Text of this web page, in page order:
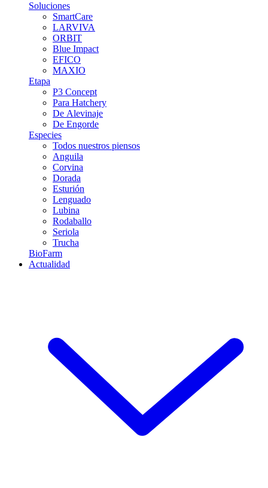
Soluciones
SmartCare
LARVIVA
ORBIT
Blue Impact
EFICO
MAXIO
Etapa
P3 Concept
Para Hatchery
De Alevinaje
De Engorde
Especies
Todos nuestros piensos
Anguila
Corvina
Dorada
Esturión
Lenguado
Lubina
Rodaballo
Seriola
Trucha
BioFarm
Actualidad